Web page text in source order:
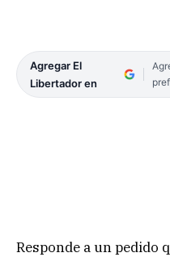
Agregar El
Libertador en
Responde a un pedido